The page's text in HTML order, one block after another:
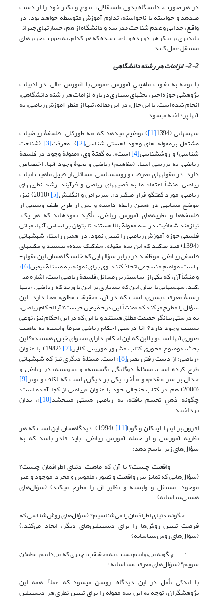
در هر صورت، دانشگاه بدون «استقلال»، تنوع و تکثر خود را از دست
می­دهد و خواسته یا ناخواسته، تداوم آموزش متوسطه خواهد بود. در
واقع، جدایی و عدم شناخت مدرسه و دانشگاه از هم، خسارت­های جبران­
ناپذیری بر پیکر هر دو زده و باعث شده که هر کدام، به صورت جزیره­ای
مستقل عمل کنند.
2-2- الزامات هر رشته دانشگاهی
با توجه به تفاوت ماهیتیِ آموزش عمومی با آموزش عالی، در ادبیات
پژوهشیِ حوزه اخیر، بحث­های بسیاری دربارة الزامات هر رشته دانشگاهی،
انجام شده است. با این حال، در این مقاله، تنها از منظر آموزش ریاضی، به
آنها پرداخته می­شود.
شهشهانی (1394
[1] ) توضیح می­دهد که «به طورکلی، فلسفۀ ریاضیات
مشتمل برمقوله های وجود (هستی شناسی[2] )، معرفت[3] (شناخت
شناسی) و روش­شناسی[4] است». به گفتة وی، «مقولۀ وجود در فلسفۀ
ریاضی، به بررسی اشیاء (مفاهیم) ریاضی و نحوۀ وجود آنها، اختصاص
دارد. در مقوله­ها­ی معرفت و روش­شناسی، مسائلی از قبیل ماهیت اثبات
ریاضی، منشأ اعتقاد ما به قضیه­های ریاضی و فرآیند رشد نظریه­های
ریاضی، مورد گفتگو قرار می­گیرد». سریرامن و انگلیش[5] (2010) نیز،
موضع مشابهی در همین رابطه داشته و پس از طرح طیف وسیعی از
فلسفه‌ها و نظریه‌های آموزش ریاضی، تأکید نمودهاند که هر یک،
نیازمند شفافیت در سه مقولة بالا هستند تا بتوان بر اساس آنها، مبانی
فلسفی حوزه آموزش ریاضی را تبیین نمود. در همین راستا، شهشهانی
(1394) قید می­کند که این سه مقوله، «تفکیک شده» نیستند و مکتب­های
فلسفی ریاضی، موظفند در برابر سؤال­هایی که خاستگاهشان این مقوله­­
هاست، مواضع منسجمی اتخاذ کنند. وی برای نمونه، به مسئلة «یقین[6]
»
و منشأ آن، که یکی از اساسی­ترین مسائل فلسفۀ ریاضی است، اشاره می­
کند. شهشهانی با بیان این که بسیاری بر این باورند که ریاضی، «تنها
رشتۀ معرفت بشری» است که در آن، «حقیقت مطلق» معنا دارد، این
سؤال را مطرح می­کند که «منشأ این درجۀ یقین چیست؟ آیا احکام ریاضی،
به درستی بیانگر حقیقت مطلق هستند و یا این که در این احکام نیز، نوعی
نسبیت وجود دارد؟ آیا درستی احکام ریاضی صرفاً وابسته به ماهیت
صوری آنها است و یا این که این احکام، دارای محتوای خبری هستند»؟ این
بحث، موضوع محوری کتاب مشهور موریس کلاین[7] (1982) با عنوان
«ریاضی: از دست رفتن یقین[8] » است. مسئلۀ دیگری نیز که شهشهانی
طرح کرده است، مسئلۀ دوگانگی «گسسته» و «پیوسته» در ریاضی و
جدال بر سر «تقدم» و «تأخر» یکی بر دیگری است که لکاف و نونز[9]
(2000) هم در کتاب جنجالی خود با عنوان «ریاضی از کجا آمده است:
چگونه ذهنِ تجسم یافته، به ریاضی هستی می­بخشد[10] »، بدان
پرداختند.
افزون بر اینها، لینکلن و گوبا[11] (1994)، دیدگاهشان این است که هر
نظریه آموزشی و از جمله آموزش ریاضی، باید قادر باشد که به
سؤال‌های زیر، پاسخ دهد:
· واقعیت چیست؟ یا آن که ماهیت دنیای اطرافمان چیست؟
(سؤال‌هایی که تمایز بین واقعیت و تصور، ملموس و مجرد، موجود و غیر
موجود، مستقل و وابسته و نظایر آن را مطرح می­کند) (سؤال‌های
هستی‌شناسانه)
· چگونه دنیای اطرافمان را می‌شناسیم؟ (سؤال‌های روش‌شناسی که
فرصت تبیین روش‌ها را برای دیسیپلین‌های دیگر، ایجاد می‌کند.)
(سؤال‌های روش‌شناسانه)
· چگونه می‌توانیم نسبت به «حقیقتِ» چیزی که می‌دانیم،‌ مطمئن
شویم؟ (سؤال‌های معرفت‌شناسانه)
با اندکی تأمل در این دیدگاه، روشن می­شود که عملاً، همة این
پژوهشگران، توجه به این سه مقوله را برای تبیین نظری هر دیسیپلین